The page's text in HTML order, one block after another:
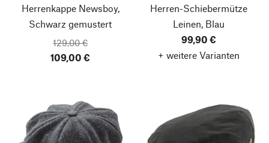
Herrenkappe Newsboy,
Schwarz gemustert
129,00 €
109,00 €
Herren-Schiebermütze
Leinen, Blau
99,90 €
+ weitere Varianten